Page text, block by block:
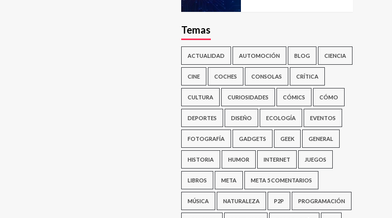
Temas
ACTUALIDAD AUTOMOCIÓN BLOG CIENCIA
CINE COCHES CONSOLAS CRÍTICA
CULTURA CURIOSIDADES CÓMICS CÓMO
DEPORTES DISEÑO ECOLOGÍA EVENTOS
FOTOGRAFÍA GADGETS GEEK GENERAL
HISTORIA HUMOR INTERNET JUEGOS
LIBROS META META 5 COMENTARIOS
MÚSICA NATURALEZA P2P PROGRAMACIÓN